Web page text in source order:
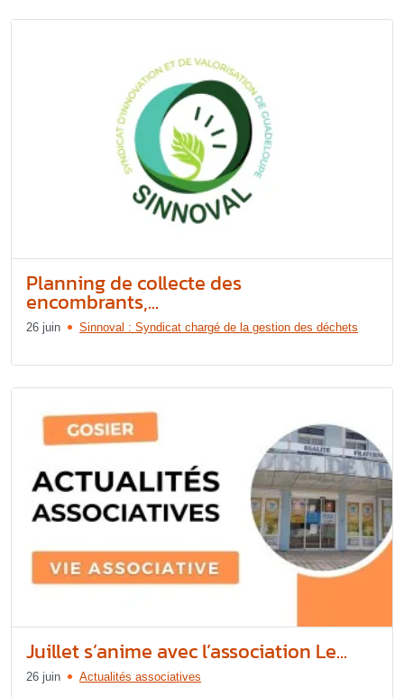
Planning de collecte des
encombrants,...
26 juin Sinnoval : Syndicat chargé de la gestion des déchets
Juillet s’anime avec l’association Le...
26 juin Actualités associatives